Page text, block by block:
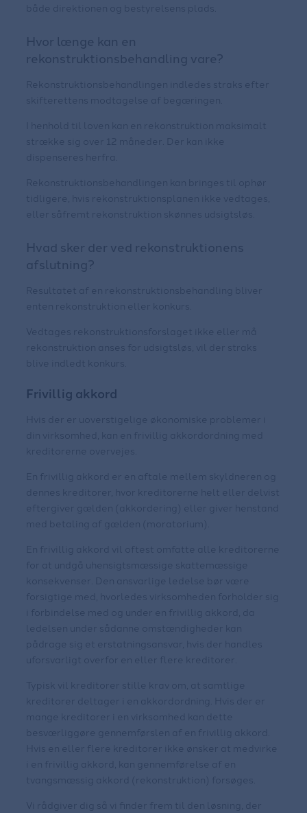
både direktionen og bestyrelsens plads.
Hvor længe kan en
rekonstruktionsbehandling vare?
Rekonstruktionsbehandlingen indledes straks efter
skifterettens modtagelse af begæringen.
I henhold til loven kan en rekonstruktion maksimalt
strække sig over 12 måneder. Der kan ikke
dispenseres herfra.
Rekonstruktionsbehandlingen kan bringes til ophør
tidligere, hvis rekonstruktionsplanen ikke vedtages,
eller såfremt rekonstruktion skønnes udsigtsløs.
Hvad sker der ved rekonstruktionens
afslutning?
Resultatet af en rekonstruktionsbehandling bliver
enten rekonstruktion eller konkurs.
Vedtages rekonstruktionsforslaget ikke eller må
rekonstruktion anses for udsigtsløs, vil der straks
blive indledt konkurs.
Frivillig akkord
Hvis der er uoverstigelige økonomiske problemer i
din virksomhed, kan en frivillig akkordordning med
kreditorerne overvejes.
En frivillig akkord er en aftale mellem skyldneren og
dennes kreditorer, hvor kreditorerne helt eller delvist
eftergiver gælden (akkordering) eller giver henstand
med betaling af gælden (moratorium).
En frivillig akkord vil oftest omfatte alle kreditorerne
for at undgå uhensigtsmæssige skattemæssige
konsekvenser. Den ansvarlige ledelse bør være
forsigtige med, hvorledes virksomheden forholder sig
i forbindelse med og under en frivillig akkord, da
ledelsen under sådanne omstændigheder kan
pådrage sig et erstatningsansvar, hvis der handles
uforsvarligt overfor en eller flere kreditorer.
Typisk vil kreditorer stille krav om, at samtlige
kreditorer deltager i en akkordordning. Hvis der er
mange kreditorer i en virksomhed kan dette
besværliggøre gennemførslen af en frivillig akkord.
Hvis en eller flere kreditorer ikke ønsker at medvirke
i en frivillig akkord, kan gennemførelse af en
tvangsmæssig akkord (rekonstruktion) forsøges.
Vi rådgiver dig så vi finder frem til den løsning, der